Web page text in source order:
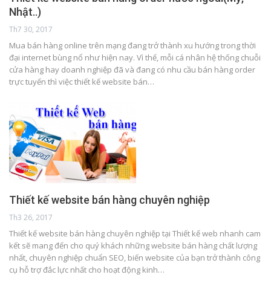
Nhật..)
Th7 30, 2017
Mua bán hàng online trên mạng đang trở thành xu hướng trong thời
đại internet bùng nổ như hiện nay. Vì thế, mỗi cá nhân hệ thống chuỗi
cửa hàng hay doanh nghiệp đã và đang có nhu cầu bán hàng order
trực tuyến thì việc thiết kế website bán…
Thiết kế website bán hàng chuyên nghiệp
Th3 26, 2017
Thiết kế website bán hàng chuyên nghiệp tại Thiết kế web nhanh cam
kết sẽ mang đến cho quý khách những website bán hàng chất lượng
nhất, chuyên nghiệp chuẩn SEO, biến website của bạn trở thành công
cụ hỗ trợ đắc lực nhất cho hoạt động kinh…